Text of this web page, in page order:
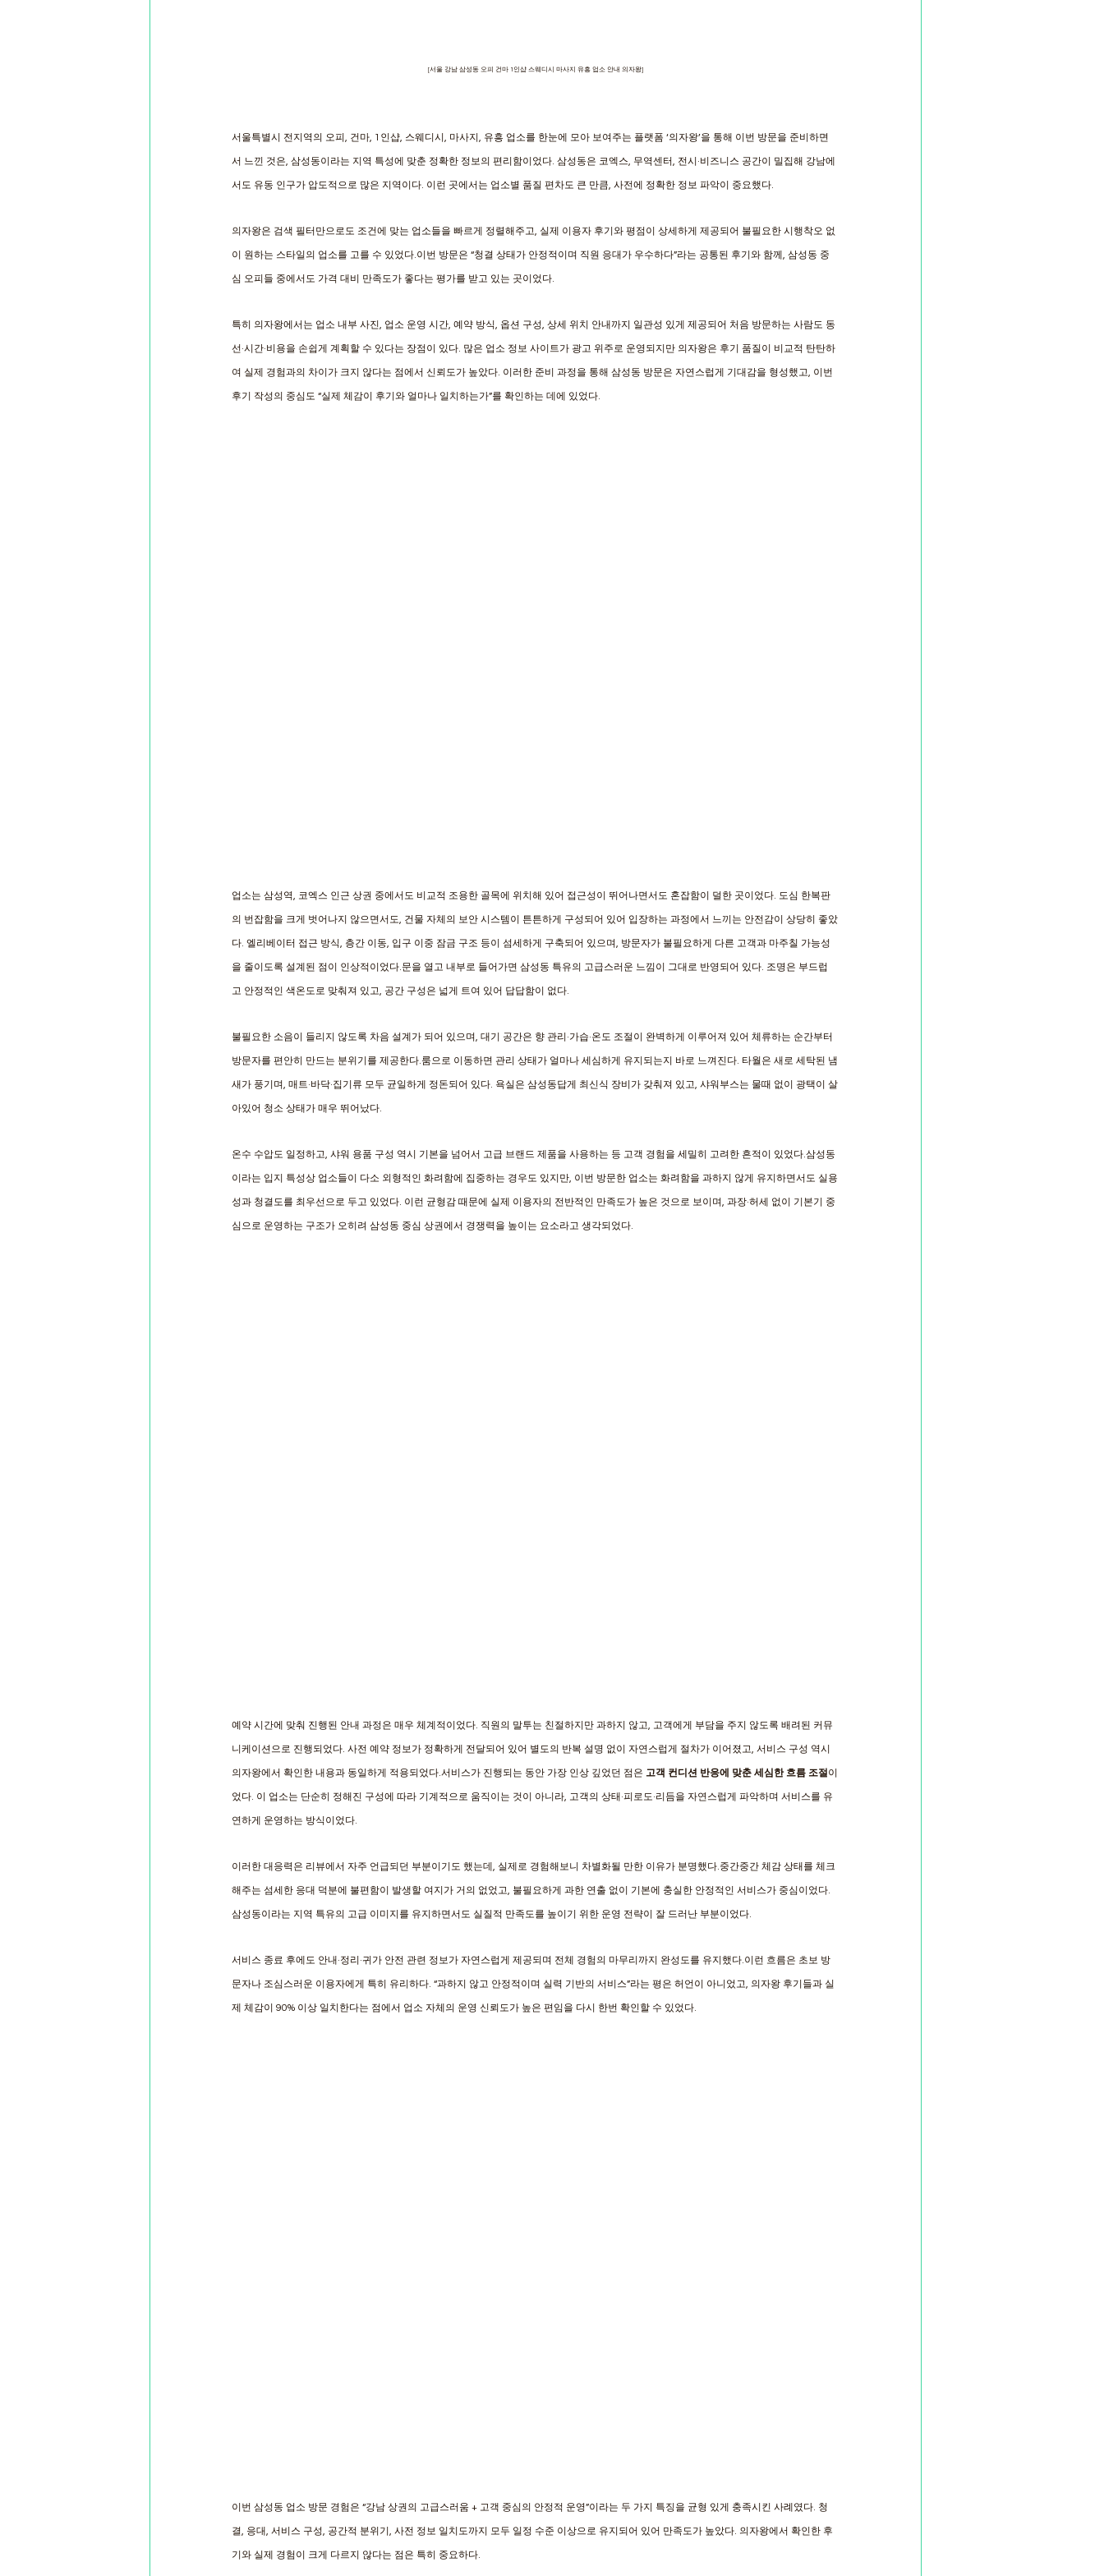
[서울 강남 삼성동 오피 건마 1인샵 스웨디시 마사지 유흥 업소 안내 의자왕]
서울특별시 전지역의 오피, 건마, 1인샵, 스웨디시, 마사지, 유흥 업소를 한눈에 모아 보여주는 플랫폼 ‘의자왕’을 통해 이번 방문을 준비하면
서 느낀 것은, 삼성동이라는 지역 특성에 맞춘 정확한 정보의 편리함이었다. 삼성동은 코엑스, 무역센터, 전시·비즈니스 공간이 밀집해 강남에
서도 유동 인구가 압도적으로 많은 지역이다. 이런 곳에서는 업소별 품질 편차도 큰 만큼, 사전에 정확한 정보 파악이 중요했다.
의자왕은 검색 필터만으로도 조건에 맞는 업소들을 빠르게 정렬해주고, 실제 이용자 후기와 평점이 상세하게 제공되어 불필요한 시행착오 없
이 원하는 스타일의 업소를 고를 수 있었다.이번 방문은 “청결 상태가 안정적이며 직원 응대가 우수하다”라는 공통된 후기와 함께, 삼성동 중
심 오피들 중에서도 가격 대비 만족도가 좋다는 평가를 받고 있는 곳이었다.
특히 의자왕에서는 업소 내부 사진, 업소 운영 시간, 예약 방식, 옵션 구성, 상세 위치 안내까지 일관성 있게 제공되어 처음 방문하는 사람도 동
선·시간·비용을 손쉽게 계획할 수 있다는 장점이 있다. 많은 업소 정보 사이트가 광고 위주로 운영되지만 의자왕은 후기 품질이 비교적 탄탄하
여 실제 경험과의 차이가 크지 않다는 점에서 신뢰도가 높았다. 이러한 준비 과정을 통해 삼성동 방문은 자연스럽게 기대감을 형성했고, 이번
후기 작성의 중심도 “실제 체감이 후기와 얼마나 일치하는가”를 확인하는 데에 있었다.
업소는 삼성역, 코엑스 인근 상권 중에서도 비교적 조용한 골목에 위치해 있어 접근성이 뛰어나면서도 혼잡함이 덜한 곳이었다. 도심 한복판
의 번잡함을 크게 벗어나지 않으면서도, 건물 자체의 보안 시스템이 튼튼하게 구성되어 있어 입장하는 과정에서 느끼는 안전감이 상당히 좋았
다. 엘리베이터 접근 방식, 층간 이동, 입구 이중 잠금 구조 등이 섬세하게 구축되어 있으며, 방문자가 불필요하게 다른 고객과 마주칠 가능성
을 줄이도록 설계된 점이 인상적이었다.문을 열고 내부로 들어가면 삼성동 특유의 고급스러운 느낌이 그대로 반영되어 있다. 조명은 부드럽
고 안정적인 색온도로 맞춰져 있고, 공간 구성은 넓게 트여 있어 답답함이 없다.
불필요한 소음이 들리지 않도록 차음 설계가 되어 있으며, 대기 공간은 향 관리·가습·온도 조절이 완벽하게 이루어져 있어 체류하는 순간부터
방문자를 편안히 만드는 분위기를 제공한다.룸으로 이동하면 관리 상태가 얼마나 세심하게 유지되는지 바로 느껴진다. 타월은 새로 세탁된 냄
새가 풍기며, 매트·바닥·집기류 모두 균일하게 정돈되어 있다. 욕실은 삼성동답게 최신식 장비가 갖춰져 있고, 샤워부스는 물때 없이 광택이 살
아있어 청소 상태가 매우 뛰어났다.
온수 수압도 일정하고, 샤워 용품 구성 역시 기본을 넘어서 고급 브랜드 제품을 사용하는 등 고객 경험을 세밀히 고려한 흔적이 있었다.삼성동
이라는 입지 특성상 업소들이 다소 외형적인 화려함에 집중하는 경우도 있지만, 이번 방문한 업소는 화려함을 과하지 않게 유지하면서도 실용
성과 청결도를 최우선으로 두고 있었다. 이런 균형감 때문에 실제 이용자의 전반적인 만족도가 높은 것으로 보이며, 과장·허세 없이 기본기 중
심으로 운영하는 구조가 오히려 삼성동 중심 상권에서 경쟁력을 높이는 요소라고 생각되었다.
예약 시간에 맞춰 진행된 안내 과정은 매우 체계적이었다. 직원의 말투는 친절하지만 과하지 않고, 고객에게 부담을 주지 않도록 배려된 커뮤
니케이션으로 진행되었다. 사전 예약 정보가 정확하게 전달되어 있어 별도의 반복 설명 없이 자연스럽게 절차가 이어졌고, 서비스 구성 역시
의자왕에서 확인한 내용과 동일하게 적용되었다.서비스가 진행되는 동안 가장 인상 깊었던 점은 고객 컨디션 반응에 맞춘 세심한 흐름 조절 이
었다. 이 업소는 단순히 정해진 구성에 따라 기계적으로 움직이는 것이 아니라, 고객의 상태·피로도·리듬을 자연스럽게 파악하며 서비스를 유
연하게 운영하는 방식이었다.
이러한 대응력은 리뷰에서 자주 언급되던 부분이기도 했는데, 실제로 경험해보니 차별화될 만한 이유가 분명했다.중간중간 체감 상태를 체크
해주는 섬세한 응대 덕분에 불편함이 발생할 여지가 거의 없었고, 불필요하게 과한 연출 없이 기본에 충실한 안정적인 서비스가 중심이었다.
삼성동이라는 지역 특유의 고급 이미지를 유지하면서도 실질적 만족도를 높이기 위한 운영 전략이 잘 드러난 부분이었다.
서비스 종료 후에도 안내·정리·귀가 안전 관련 정보가 자연스럽게 제공되며 전체 경험의 마무리까지 완성도를 유지했다.이런 흐름은 초보 방
문자나 조심스러운 이용자에게 특히 유리하다. “과하지 않고 안정적이며 실력 기반의 서비스”라는 평은 허언이 아니었고, 의자왕 후기들과 실
제 체감이 90% 이상 일치한다는 점에서 업소 자체의 운영 신뢰도가 높은 편임을 다시 한번 확인할 수 있었다.
이번 삼성동 업소 방문 경험은 “강남 상권의 고급스러움 + 고객 중심의 안정적 운영”이라는 두 가지 특징을 균형 있게 충족시킨 사례였다. 청
결, 응대, 서비스 구성, 공간적 분위기, 사전 정보 일치도까지 모두 일정 수준 이상으로 유지되어 있어 만족도가 높았다. 의자왕에서 확인한 후
기와 실제 경험이 크게 다르지 않다는 점은 특히 중요하다.